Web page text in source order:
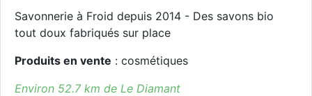
Savonnerie à Froid depuis 2014 - Des savons bio
tout doux fabriqués sur place
Produits en vente : cosmétiques
Environ 52.7 km de Le Diamant